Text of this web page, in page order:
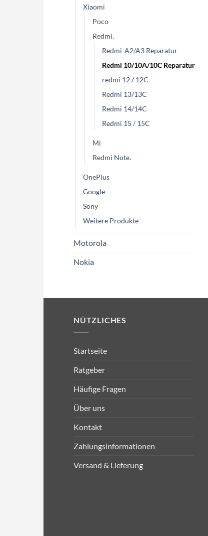
Xiaomi
Poco
Redmi.
Redmi-A2/A3 Reparatur
Redmi 10/10A/10C Reparatur
redmi 12 / 12C
Redmi 13/13C
Redmi 14/14C
Redmi 15 / 15C
Mi
Redmi Note.
OnePlus
Google
Sony
Weitere Produkte
Motorola
Nokia
NÜTZLICHES
Startseite
Ratgeber
Häufige Fragen
Über uns
Kontakt
Zahlungsinformationen
Versand & Lieferung